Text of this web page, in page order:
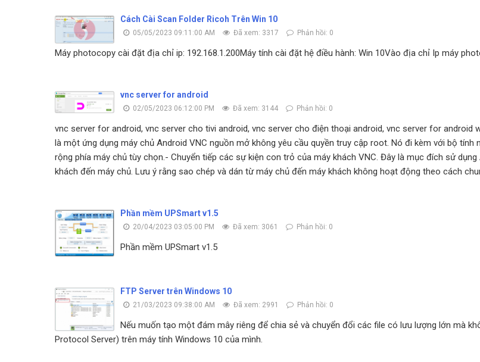
Cách Cài Scan Folder Ricoh Trên Win 10
05/05/2023 09:11:00 AM Đã xem: 3317 Phản hồi: 0
Máy photocopy cài đặt địa chỉ ip: 192.168.1.200Máy tính cài đặt hệ điều hành: Win 10Vào địa chỉ Ip máy
vnc server for android
02/05/2023 06:12:00 PM Đã xem: 3144 Phản hồi: 0
vnc server for android, vnc server cho tivi android, vnc server cho điện thoại android, vnc server for
là một ứng dụng máy chủ Android VNC nguồn mở không yêu cầu quyền truy cập root. Nó đi kèm với bộ
rộng phía máy chủ tùy chọn.- Chuyển tiếp các sự kiện con trỏ của máy khách VNC. Đây là mục đích sử
khách đến máy chủ. Lưu ý rằng sao chép và dán từ máy chủ đến máy khách không hoạt động theo cách
Phần mềm UPSmart v1.5
20/04/2023 03:05:00 PM Đã xem: 3061 Phản hồi: 0
Phần mềm UPSmart v1.5
FTP Server trên Windows 10
21/03/2023 09:38:00 AM Đã xem: 2991 Phản hồi: 0
Nếu muốn tạo một đám mây riêng để chia sẻ và chuyển đổi các file có lưu lượng lớn mà
Protocol Server) trên máy tính Windows 10 của mình.